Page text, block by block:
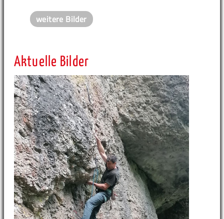
weitere Bilder
Aktuelle Bilder